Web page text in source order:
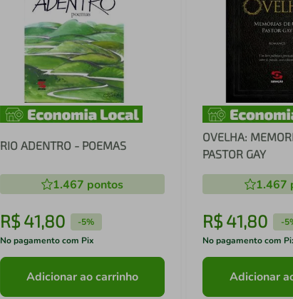
RIO ADENTRO - POEMAS
1.467 pontos
R$ 41,80 -5%
No pagamento com Pix
Adicionar ao carrinho
OVELHA:
PASTOR GAY
1.467
R$41,80 -
No pagamento com
Adicionar